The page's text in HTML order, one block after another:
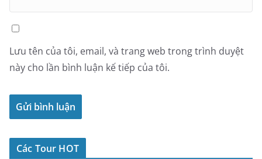
Lưu tên của tôi, email, và trang web trong trình duyệt
này cho lần bình luận kế tiếp của tôi.
Các Tour HOT